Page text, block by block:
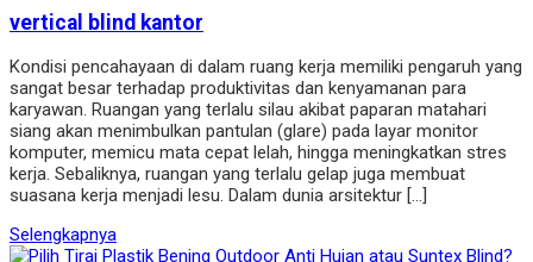
vertical blind kantor
Kondisi pencahayaan di dalam ruang kerja memiliki pengaruh yang
sangat besar terhadap produktivitas dan kenyamanan para
karyawan. Ruangan yang terlalu silau akibat paparan matahari
siang akan menimbulkan pantulan (glare) pada layar monitor
komputer, memicu mata cepat lelah, hingga meningkatkan stres
kerja. Sebaliknya, ruangan yang terlalu gelap juga membuat
suasana kerja menjadi lesu. Dalam dunia arsitektur […]
Selengkapnya